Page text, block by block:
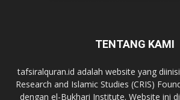
TENTANG KAMI
tafsiralquran.id adalah website yang
Research and Islamic Studies (CRIS)
dengan el-Bukhari Institute. Website ini